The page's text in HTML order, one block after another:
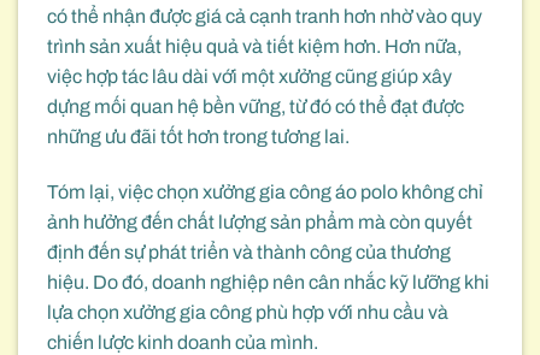
có thể nhận được giá cả cạnh tranh hơn nhờ vào quy
trình sản xuất hiệu quả và tiết kiệm hơn. Hơn nữa,
việc hợp tác lâu dài với một xưởng cũng giúp xây
dựng mối quan hệ bền vững, từ đó có thể đạt được
những ưu đãi tốt hơn trong tương lai.
Tóm lại, việc chọn xưởng gia công áo polo không chỉ
ảnh hưởng đến chất lượng sản phẩm mà còn quyết
định đến sự phát triển và thành công của thương
hiệu. Do đó, doanh nghiệp nên cân nhắc kỹ lưỡng khi
lựa chọn xưởng gia công phù hợp với nhu cầu và
chiến lược kinh doanh của mình.